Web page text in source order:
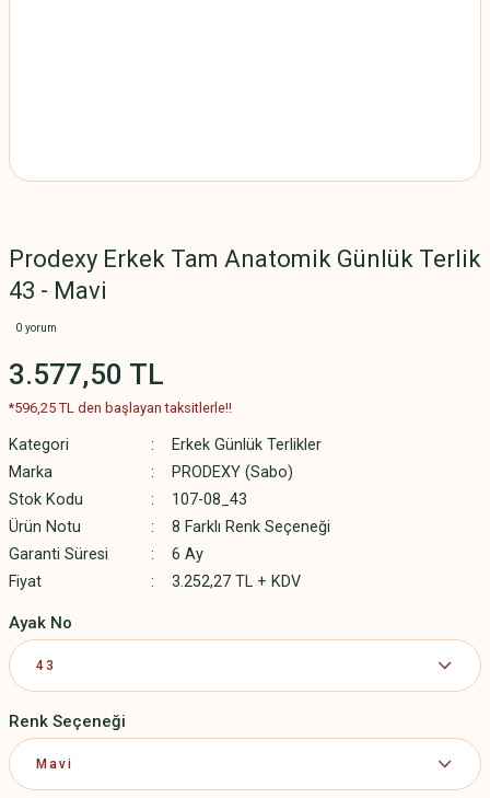
Prodexy Erkek Tam Anatomik Günlük Terlik
43 - Mavi
0 yorum
3.577,50 TL
*596,25 TL den başlayan taksitlerle!!
Kategori
Erkek Günlük Terlikler
Marka
PRODEXY (Sabo)
Stok Kodu
107-08_43
Ürün Notu
8 Farklı Renk Seçeneği
Garanti Süresi
6 Ay
Fiyat
3.252,27 TL + KDV
Ayak No
Renk Seçeneği